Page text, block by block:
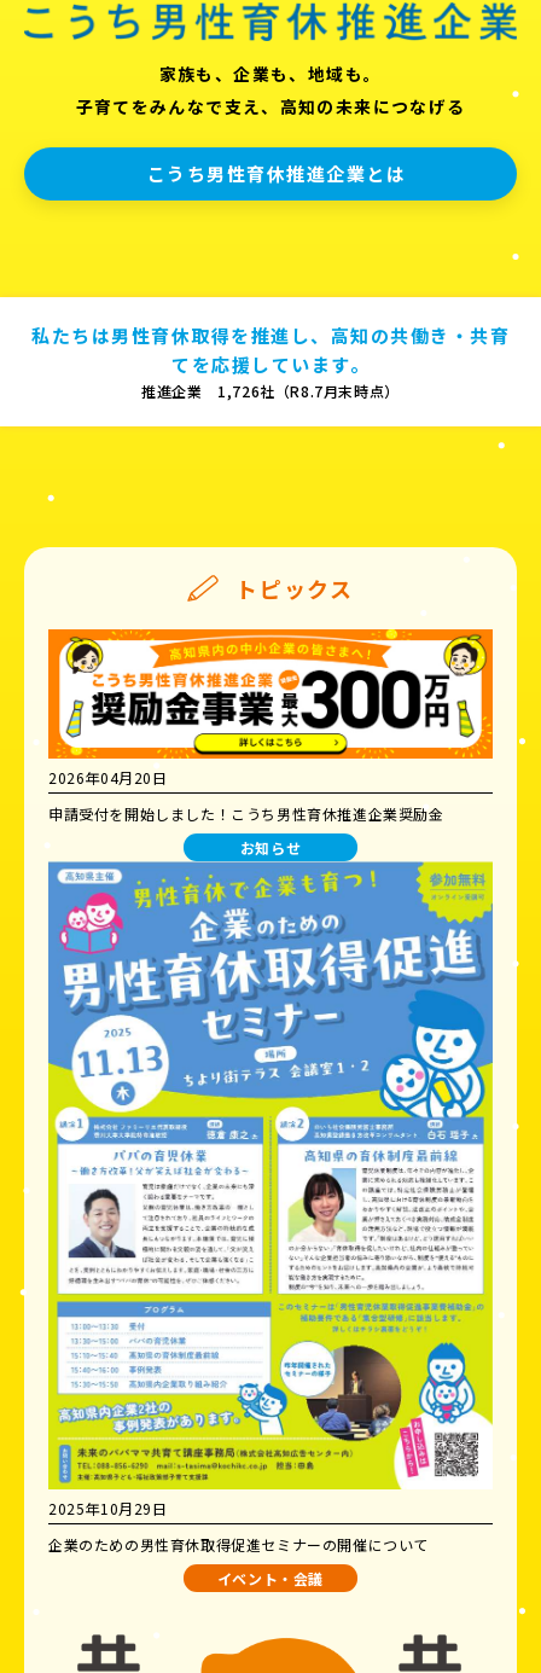
家族も、企業も、地域も。
子育てをみんなで支え、高知の未来につなげる
こうち男性育休推進企業とは
私たちは男性育休取得を推進し、高知の共働き・共育
てを応援しています。
推進企業 1,726社（R8.7月末時点）
トピックス
2026年04月20日
申請受付を開始しました！こうち男性育休推進企業奨励金
お知らせ
2025年10月29日
企業のための男性育休取得促進セミナーの開催について
イベント・会議